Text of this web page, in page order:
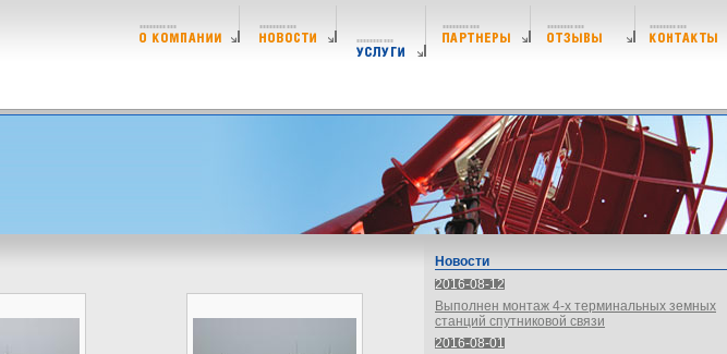
Новости
2016-08-12
Выполнен монтаж 4-х терминальных земных
станций спутниковой связи
2016-08-01